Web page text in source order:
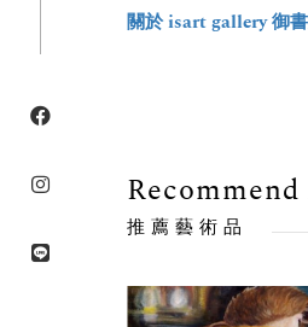
關於 isart gallery 御
推薦藝術品